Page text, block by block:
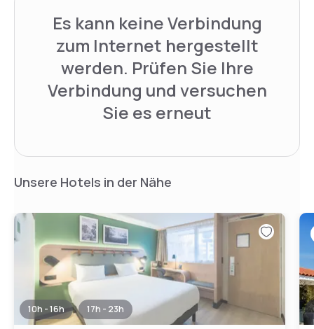
Es kann keine Verbindung
zum Internet hergestellt
werden. Prüfen Sie Ihre
Verbindung und versuchen
Sie es erneut
Unsere Hotels in der Nähe
10h - 16h 17h - 23h